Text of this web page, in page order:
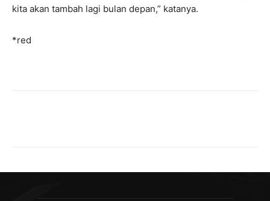
kita akan tambah lagi bulan depan,” katanya.
*red